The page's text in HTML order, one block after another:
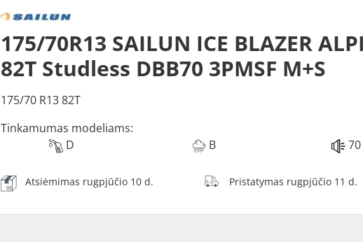
175/70R13 SAILUN ICE BLAZER
82T Studless DBB70 3PMSF M+S
175/70 R13 82T
Tinkamumas modeliams:
D
B 70
Atsiėmimas rugpjūčio 10 d. Pristatymas rugpjūčio 11 d.